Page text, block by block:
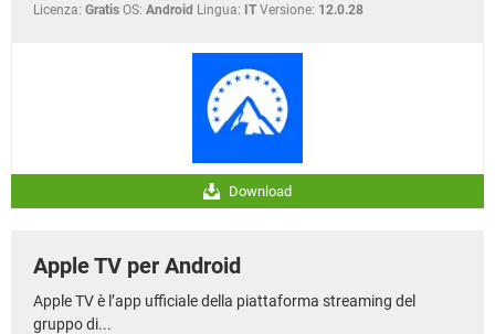
Licenza: Gratis OS: Android Lingua: IT Versione: 12.0.28
Download
Apple TV per Android
Apple TV è l’app ufficiale della piattaforma streaming del
gruppo di...